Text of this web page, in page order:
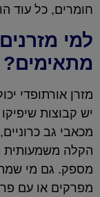
חומרים, כל עוד
למי
מתאימים?
מזרן אורתופדי
יש קבוצות
מכאבי גב
הקלה משמעותית
מספק. גם מי
מפרקים או עם